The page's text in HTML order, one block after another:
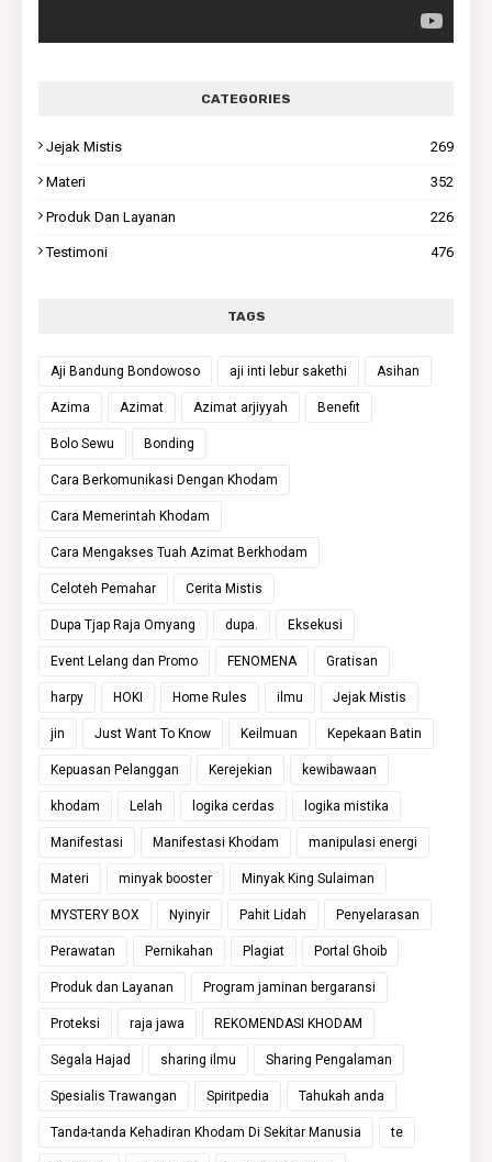
CATEGORIES
Jejak Mistis 269
Materi 352
Produk Dan Layanan 226
Testimoni 476
TAGS
Aji Bandung Bondowoso aji inti lebur sakethi Asihan
Azima Azimat Azimat arjiyyah Benefit
Bolo Sewu Bonding
Cara Berkomunikasi Dengan Khodam
Cara Memerintah Khodam
Cara Mengakses Tuah Azimat Berkhodam
Celoteh Pemahar Cerita Mistis
Dupa Tjap Raja Omyang dupa. Eksekusi
Event Lelang dan Promo FENOMENA Gratisan
harpy HOKI Home Rules ilmu Jejak Mistis
jin Just Want To Know Keilmuan Kepekaan Batin
Kepuasan Pelanggan Kerejekian kewibawaan
khodam Lelah logika cerdas logika mistika
Manifestasi Manifestasi Khodam manipulasi energi
Materi minyak booster Minyak King Sulaiman
MYSTERY BOX Nyinyir Pahit Lidah Penyelarasan
Perawatan Pernikahan Plagiat Portal Ghoib
Produk dan Layanan Program jaminan bergaransi
Proteksi raja jawa REKOMENDASI KHODAM
Segala Hajad sharing ilmu Sharing Pengalaman
Spesialis Trawangan Spiritpedia Tahukah anda
Tanda-tanda Kehadiran Khodam Di Sekitar Manusia te